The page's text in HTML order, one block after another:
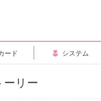
ード システム
ーリー